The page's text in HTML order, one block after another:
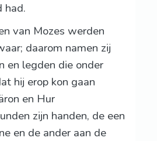
had.
van Mozes werden
daarom namen zij
en legden die onder
hij erop kon gaan
en Hur
zijn handen, de een
en de ander aan de